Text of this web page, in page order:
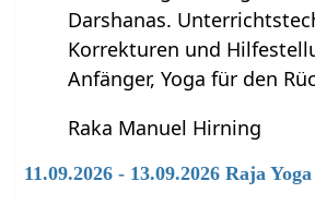
Darshanas.
Korrekturen und
Anfänger, Yoga für den
Raka Manuel Hirning
11.09.2026 - 13.09.2026 Raja